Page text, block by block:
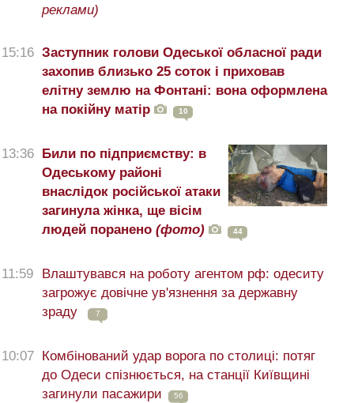
реклами)
15:16 Заступник голови Одеської обласної ради
захопив близько 25 соток і приховав
елітну землю на Фонтані: вона оформлена
на покійну матір
10
13:36
Били по підприємству: в
Одеському районі
внаслідок російської атаки
загинула жінка, ще вісім
людей поранено (фото) 44
11:59
Влаштувався на роботу агентом рф: одеситу
загрожує довічне ув'язнення за державну
зраду
7
10:07
Комбінований удар ворога по столиці: потяг
до Одеси спізнюється, на станції Київщині
загинули пасажири
56